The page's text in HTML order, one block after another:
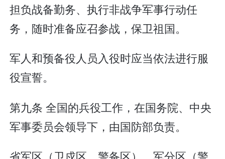
担负战备勤务、执行非战争军事行动任
务，随时准备应召参战，保卫祖国。
军人和预备役人员入役时应当依法进行服
役宣誓。
第九条 全国的兵役工作，在国务院、中央
军事委员会领导下，由国防部负责。